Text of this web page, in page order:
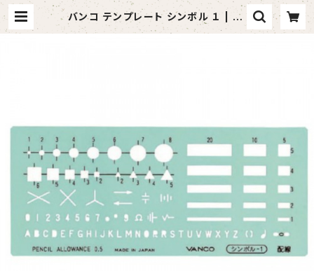
バンコ テンプレート シンボル １ | va
ndaful （バンダフル）